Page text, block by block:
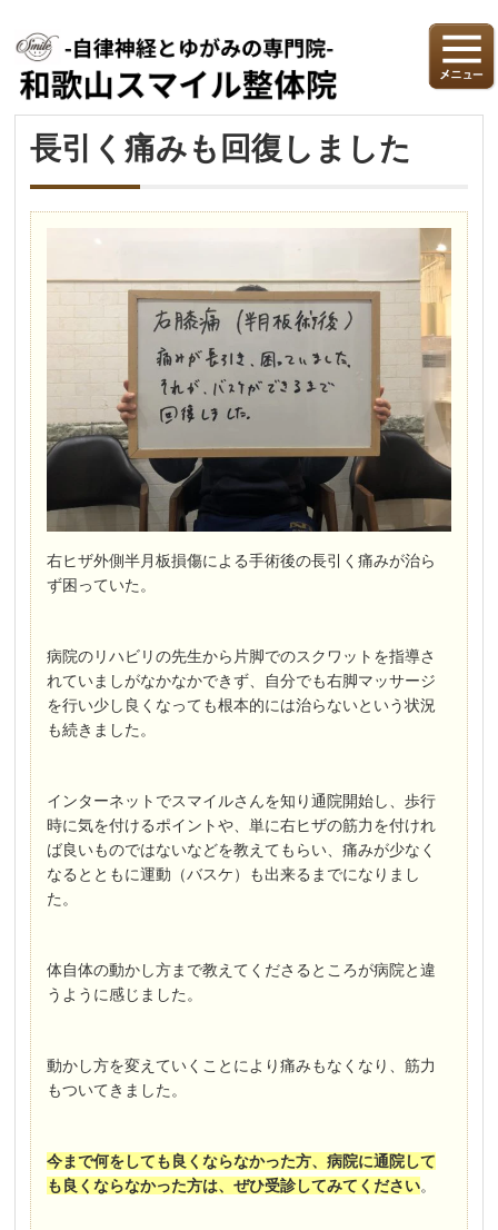
長引く痛みも回復しました
右ヒザ外側半月板損傷による手術後の長引く痛みが治ら
ず困っていた。
病院のリハビリの先生から片脚でのスクワットを指導さ
れていましがなかなかできず、自分でも右脚マッサージ
を行い少し良くなっても根本的には治らないという状況
も続きました。
インターネットでスマイルさんを知り通院開始し、歩行
時に気を付けるポイントや、単に右ヒザの筋力を付けれ
ば良いものではないなどを教えてもらい、痛みが少なく
なるとともに運動（バスケ）も出来るまでになりまし
た。
体自体の動かし方まで教えてくださるところが病院と違
うように感じました。
動かし方を変えていくことにより痛みもなくなり、筋力
もついてきました。
今まで何をしても良くならなかった方、病院に通院して
も良くならなかった方は、ぜひ受診してみてください。